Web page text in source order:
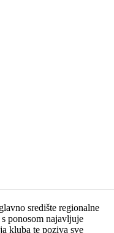
središte regionalne
ponosom najavljuje
kluba te poziva sve